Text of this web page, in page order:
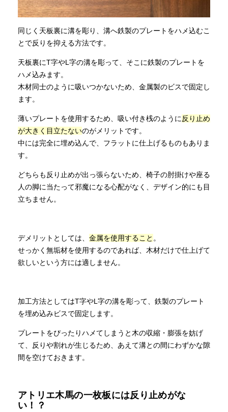
同じく天板裏に溝を彫り、溝へ鉄製のプレートをハメ込むこ
とで反りを抑える方法です。
天板裏にT字やL字の溝を彫って、そこに鉄製のプレートを
ハメ込みます。
木材同士のように吸いつかないため、金属製のビスで固定し
ます。
薄いプレートを使用するため、吸い付き桟のように 反り止め
が大きく目立たないのがメリットです。
中には完全に埋め込んで、フラットに仕上げるものもありま
す。
どちらも反り止めが出っ張らないため、椅子の肘掛けや座る
人の脚に当たって邪魔になる心配がなく、デザイン的にも目
立ちません。
デメリットとしては、 金属を使用すること 。
せっかく無垢材を使用するのであれば、木材だけで仕上げて
欲しいという方には適しません。
加工方法としてはT字やL字の溝を彫って、鉄製のプレート
を埋め込みビスで固定します。
プレートをぴったりハメてしまうと木の収縮・膨張を妨げ
て、反りや割れが生じるため、あえて溝との間にわずかな隙
間を空けておきます。
アトリエ木馬の一枚板には反り止めがな
い！？